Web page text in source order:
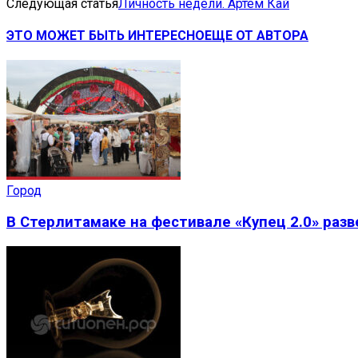
Следующая статьяЛичность недели. Артем Кай
ЭТО МОЖЕТ БЫТЬ ИНТЕРЕСНОЕЩЕ ОТ АВТОРА
Город
В Стерлитамаке на фестивале «Купец 2.0»